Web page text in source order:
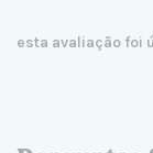
esta avaliação foi